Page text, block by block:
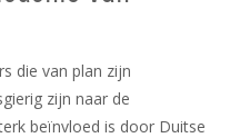
die van plan zijn
zijn naar de
beïnvloed is door Duitse